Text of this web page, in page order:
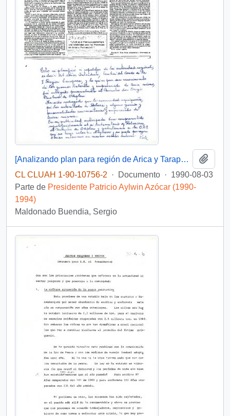
[Analizando plan para región de Arica y Tarapacá]
CL CLUAH 1-90-10756-2
· Documento · 1990-08-03
Parte de Presidente Patricio Aylwin Azócar (1990-
1994)
Maldonado Buendia, Sergio